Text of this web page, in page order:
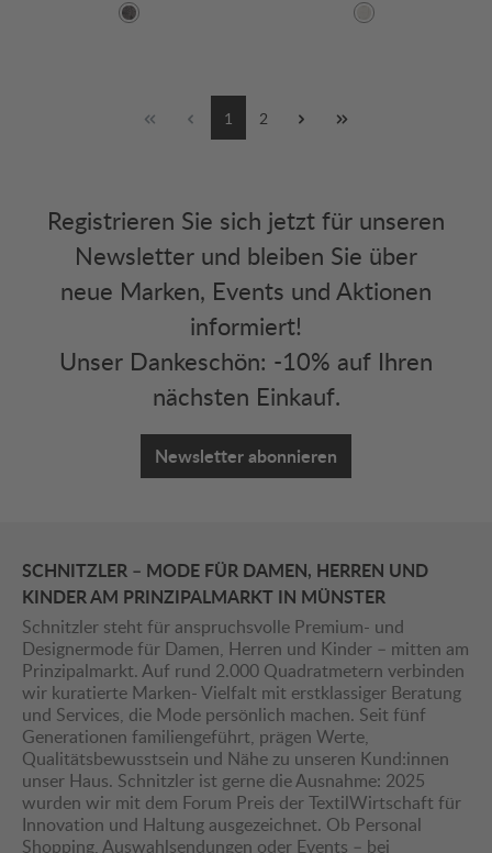
1 2
Registrieren Sie sich jetzt für unseren
Newsletter und bleiben Sie über
neue Marken, Events und Aktionen
informiert!
Unser Dankeschön: -10% auf Ihren
nächsten Einkauf.
Newsletter abonnieren
SCHNITZLER – MODE FÜR DAMEN, HERREN UND
KINDER AM PRINZIPALMARKT IN MÜNSTER
Schnitzler steht für anspruchsvolle Premium- und
Designermode für Damen, Herren und Kinder – mitten am
Prinzipalmarkt. Auf rund 2.000 Quadratmetern verbinden
wir kuratierte Marken- Vielfalt mit erstklassiger Beratung
und Services, die Mode persönlich machen. Seit fünf
Generationen familiengeführt, prägen Werte,
Qualitätsbewusstsein und Nähe zu unseren Kund:innen
unser Haus. Schnitzler ist gerne die Ausnahme: 2025
wurden wir mit dem Forum Preis der TextilWirtschaft für
Innovation und Haltung ausgezeichnet. Ob Personal
Shopping, Auswahlsendungen oder Events – bei